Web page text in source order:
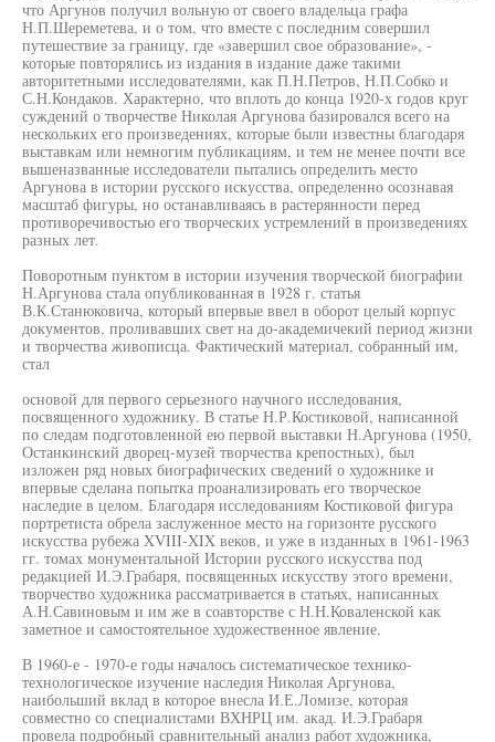
что Аргунов получил вольную от своего владельца графа
Н.П.Шереметева, и о том, что вместе с последним совершил
путешествие за границу, где «завершил свое образование», -
которые повторялись из издания в издание даже такими
авторитетными исследователями, как П.Н.Петров, Н.П.Собко и
С.Н.Кондаков. Характерно, что вплоть до конца 1920-х годов круг
суждений о творчестве Николая Аргунова базировался всего на
нескольких его произведениях, которые были известны благодаря
выставкам или немногим публикациям, и тем не менее почти все
вышеназванные исследователи пытались определить место
Аргунова в истории русского искусства, определенно осознавая
масштаб фигуры, но останавливаясь в растерянности перед
противоречивостью его творческих устремлений в произведениях
разных лет.
Поворотным пунктом в истории изучения творческой биографии
Н.Аргунова стала опубликованная в 1928 г. статья
В.К.Станюковича, который впервые ввел в оборот целый корпус
документов, проливавших свет на до-академичекий период жизни
и творчества живописца. Фактический материал, собранный им,
стал
основой для первого серьезного научного исследования,
посвященного художнику. В статье Н.Р.Костиковой, написанной
по следам подготовленной ею первой выставки Н.Аргунова (1950,
Останкинский дворец-музей творчества крепостных), был
изложен ряд новых биографических сведений о художнике и
впервые сделана попытка проанализировать его творческое
наследие в целом. Благодаря исследованиям Костиковой фигура
портретиста обрела заслуженное место на горизонте русского
искусства рубежа XVIII-XIX веков, и уже в изданных в 1961-1963
гг. томах монументальной Истории русского искусства под
редакцией И.Э.Грабаря, посвященных искусству этого времени,
творчество художника рассматривается в статьях, написанных
А.Н.Савиновым и им же в соавторстве с Н.Н.Коваленской как
заметное и самостоятельное художественное явление.
В 1960-е - 1970-е годы началось систематическое технико-
технологическое изучение наследия Николая Аргунова,
наибольший вклад в которое внесла И.Е.Ломизе, которая
совместно со специалистами ВХНРЦ им. акад. И.Э.Грабаря
провела подробный сравнительный анализ работ художника,